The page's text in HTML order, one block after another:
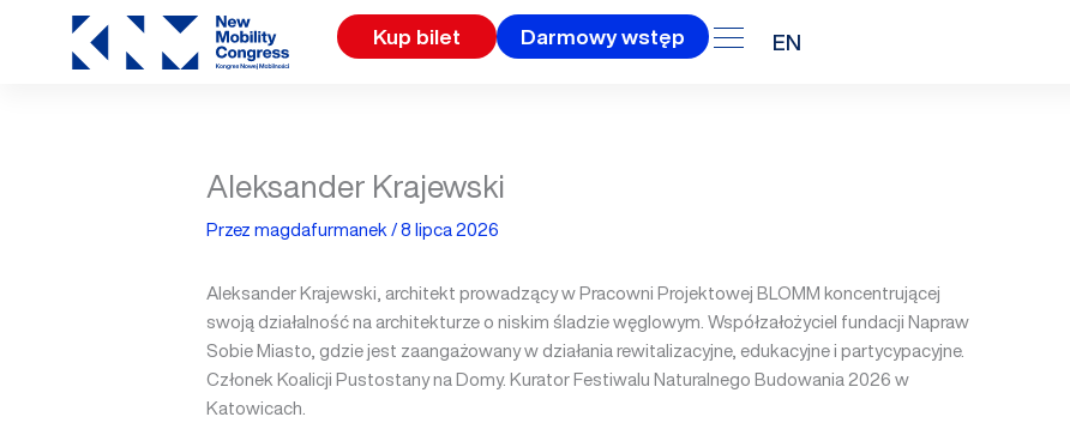
Kup bilet Darmowy wstęp EN
Aleksander Krajewski
Przezmagdafurmanek/8 lipca 2026
Aleksander Krajewski, architekt prowadzący w Pracowni Projektowej BLOMM koncentrującej
swoją działalność na architekturze o niskim śladzie węglowym. Współzałożyciel fundacji Napraw
Sobie Miasto, gdzie jest zaangażowany w działania rewitalizacyjne, edukacyjne i partycypacyjne.
Członek Koalicji Pustostany na Domy. Kurator Festiwalu Naturalnego Budowania 2026 w
Katowicach.